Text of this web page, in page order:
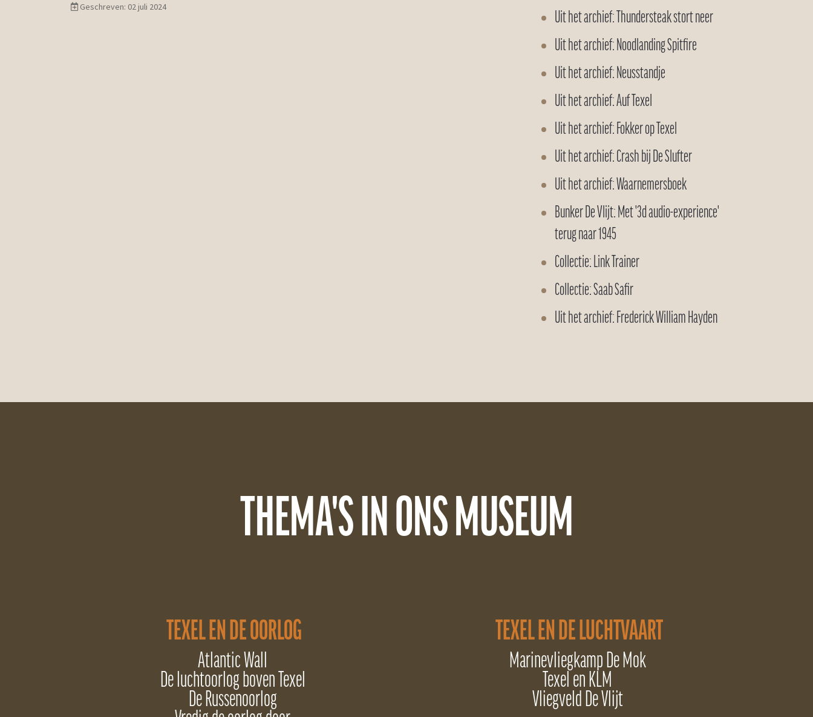
Geschreven: 02 juli 2024
Uit het archief: Thundersteak stort neer
Uit het archief: Noodlanding Spitfire
Uit het archief: Neusstandje
Uit het archief: Auf Texel
Uit het archief: Fokker op Texel
Uit het archief: Crash bij De Slufter
Uit het archief: Waarnemersboek
Bunker De Vlijt: Met '3d audio-experience'
terug naar 1945
Collectie: Link Trainer
Collectie: Saab Safir
Uit het archief: Frederick William Hayden
THEMA'S IN ONS MUSEUM
TEXEL EN DE OORLOG
Atlantic Wall
De luchtoorlog boven Texel
De Russenoorlog
TEXEL EN DE LUCHTVAART
Marinevliegkamp De Mok
Texel en KLM
Vliegveld De Vlijt